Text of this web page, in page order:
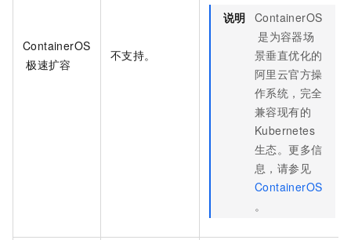
ContainerOS
极速扩容
不支持。
说明 ContainerOS
是为容器场
景垂直优化的
阿里云官方操
作系统，完全
兼容现有的
Kubernetes
生态。更多信
息，请参见
ContainerOS
。